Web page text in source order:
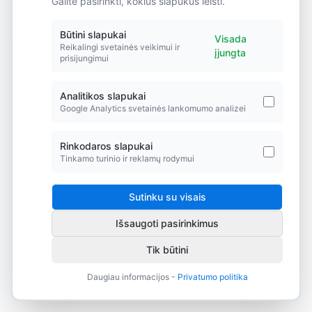
Būtini slapukai
Reikalingi svetainės veikimui ir
prisijungimui
Visada
įjungta
Analitikos slapukai
Google Analytics svetainės lankomumo analizei
Rinkodaros slapukai
Tinkamo turinio ir reklamų rodymui
Sutinku su visais
Išsaugoti pasirinkimus
Tik būtini
Daugiau informacijos - Privatumo politika